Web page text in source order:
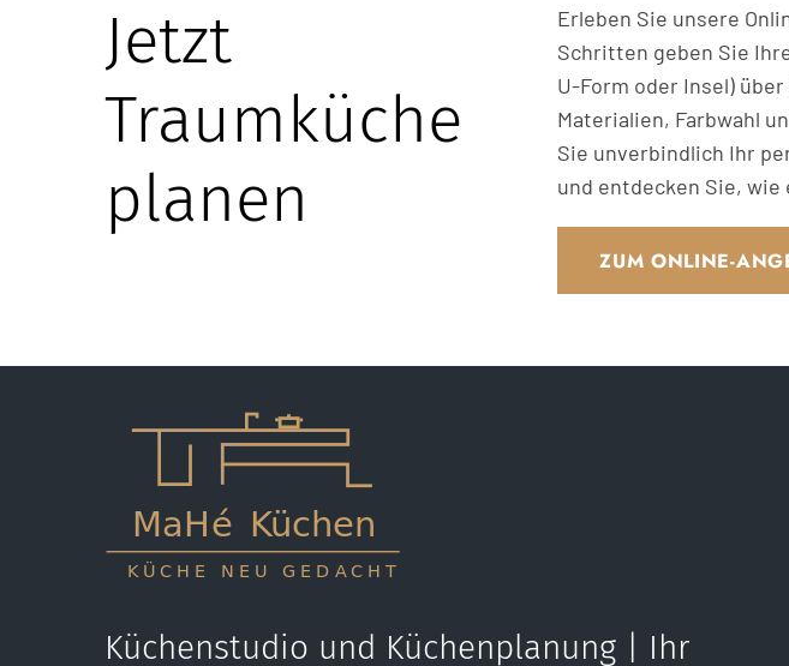
Jetzt
Traumküche
planen
Erleben Sie unsere
Schritten geben Sie
U-Form oder Insel)
Materialien, Farbwahl
Sie unverbindlich Ihr
und entdecken Sie, wie
ZUM ONLINE-
Küchenstudio und Küchenplanung | Ihr